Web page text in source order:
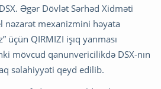
Əgər Dövlət Sərhəd Xidməti
nəzarət mexanizmini həyata
üçün QIRMIZI işıq yanması
mövcud qanunvericilikdə DSX-nın
səlahiyyəti qeyd edilib.